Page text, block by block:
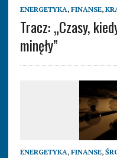
ENERGETYKA, FINANSE,
Tracz: „Czasy,
minęły”
ENERGETYKA, FINANSE,